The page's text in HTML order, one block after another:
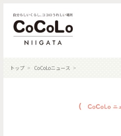
トップ CoCoLoニュース